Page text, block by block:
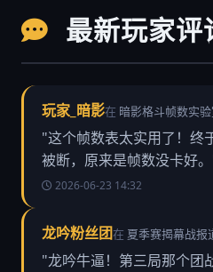
最新玩家评
玩家_暗影在 暗影格斗帧数实
"这个帧数表太实用了！终
被断，原来是帧数没卡好
2026-06-23 14:32
龙吟粉丝团在 夏季赛揭幕战报
"龙吟牛逼！第三局那个团